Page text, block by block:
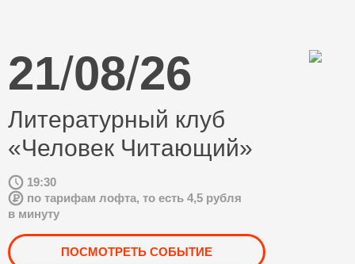
21/08/26
Литературный клуб
«Человек Читающий»
19:30
по тарифам лофта, то есть 4,5 рубля
в минуту
ПОСМОТРЕТЬ СОБЫТИЕ